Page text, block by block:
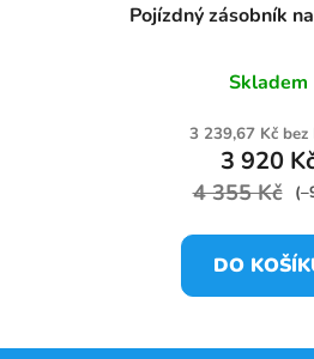
Pojízdný zásobník
Skladem
3 239,67 Kč bez
3 920
4 355 Kč
DO